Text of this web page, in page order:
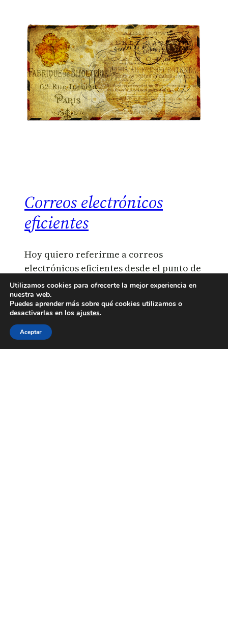
Correos electrónicos
eficientes
Hoy quiero referirme a correos
electrónicos eficientes desde el punto de
vista del destinatario, esto es, buscar la
eficiencia del destinatario a la hora de
procesar nuestro correo electrónico.
Cuando escribimos correos la mayoría
de nosotros (y lo digo por experiencia)
no nos paramos a intentar que el correo
Utilizamos cookies para ofrecerte la mejor experiencia en
nuestra web.
Puedes aprender más sobre qué cookies utilizamos o
desactivarlas en los ajustes.
Aceptar